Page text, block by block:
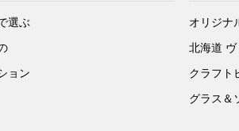
選ぶ
ョン
オリジナ
北海道
クラフト
グラス＆